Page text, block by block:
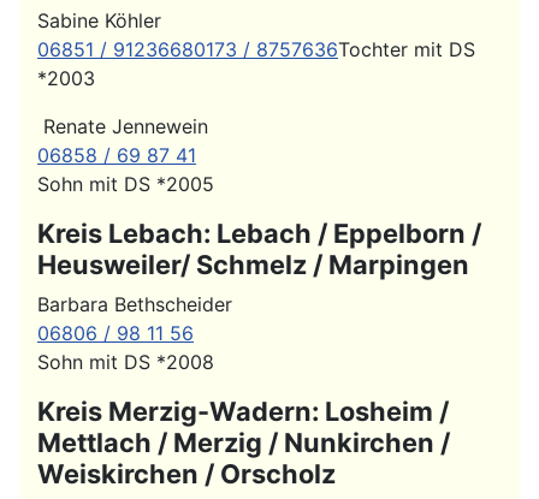
Sabine Köhler
06851 / 91236680173 / 8757636Tochter mit DS
*2003
Renate Jennewein
06858 / 69 87 41
Sohn mit DS *2005
Kreis Lebach: Lebach / Eppelborn /
Heusweiler/ Schmelz / Marpingen
Barbara Bethscheider
06806 / 98 11 56
Sohn mit DS *2008
Kreis Merzig-Wadern: Losheim /
Mettlach / Merzig / Nunkirchen /
Weiskirchen / Orscholz